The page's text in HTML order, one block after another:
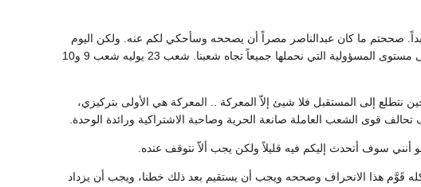
صححتم ما كان عبدالناصر مصراً أن يصححه وسأحكي لكم عنه. ولكن اليوم
وأنا جاي ليكم علشان أتحدث إليكم لابد أن يكون حديثنا على مستوى أحداث الساعة وعلى مستوى المسؤولية التي نحملها جميعاً تجاه شعبنا. شعب 23 يوليه شعب 9 و10
نتطلع إلى المستقبل فلا شيئ إلاّ المعركة .. المعركة هي الأولى بتركيزي،
قوى الشعب العاملة صانعة الحرية وصاحبة الاشتراكية ورائدة الوحدة.
سوف أتحدث إليكم فيه قليلاً ولكن يجب ألاّ نتوقف عنده.
قَوَّم هذا الانحراف وصححه ويجب أن يستقيم بعد ذلك خطنا، ويجب أن يزداد